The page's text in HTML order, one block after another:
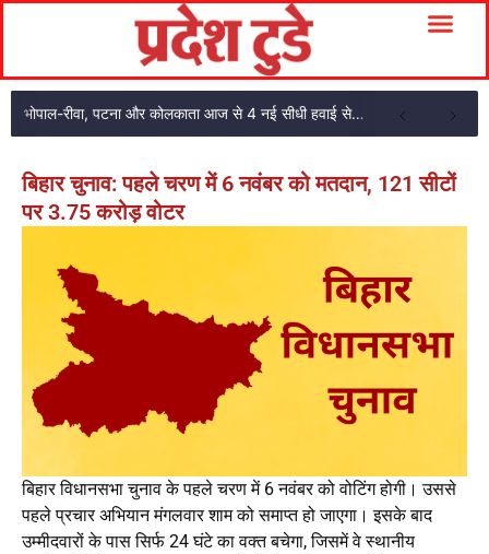
भोपाल-रीवा, पटना और कोलकाता आज से 4 नई सीधी हवाई सेवाएं: CM मोहन यादव ने दिखाई हरी झंडी
बिहार चुनाव: पहले चरण में 6 नवंबर को मतदान, 121 सीटों
पर 3.75 करोड़ वोटर
बिहार विधानसभा चुनाव के पहले चरण में 6 नवंबर को वोटिंग होगी। उससे
पहले प्रचार अभियान मंगलवार शाम को समाप्त हो जाएगा। इसके बाद
उम्मीदवारों के पास सिर्फ 24 घंटे का वक्त बचेगा, जिसमें वे स्थानीय